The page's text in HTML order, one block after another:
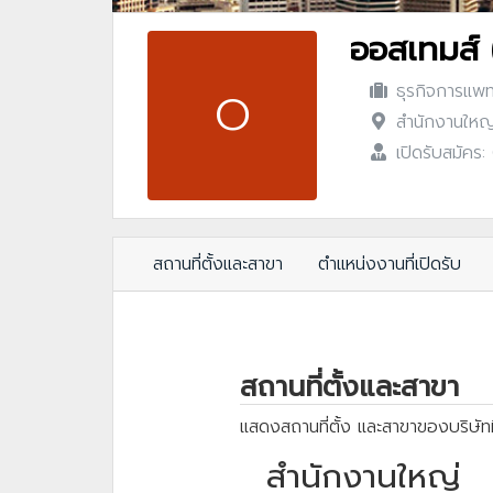
O
ออสเทม
ธุรกิจการแ
สำนักงานให
เปิดรับสมัคร
สถานที่ตั้งและสาขา ตำแหน่งงานที่เปิดรับ
สถานที่ตั้งและสาขา
แสดงสถานที่ตั้ง และสาขาของบริษั
สำนักงานใหญ่